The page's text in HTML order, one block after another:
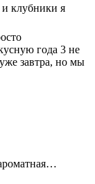
клубники я
года 3 не
завтра, но мы